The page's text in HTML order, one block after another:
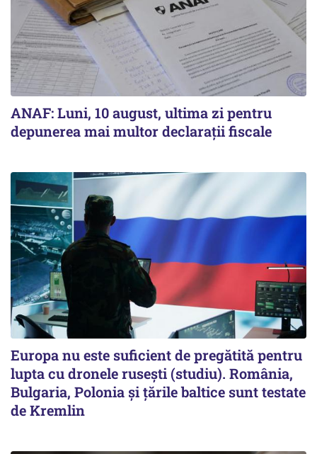
ANAF: Luni, 10 august, ultima zi pentru
depunerea mai multor declarații fiscale
Europa nu este suficient de pregătită pentru
lupta cu dronele rusești (studiu). România,
Bulgaria, Polonia și țările baltice sunt testate
de Kremlin